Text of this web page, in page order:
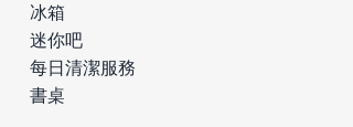
冰箱
迷你吧
每日清潔服務
書桌